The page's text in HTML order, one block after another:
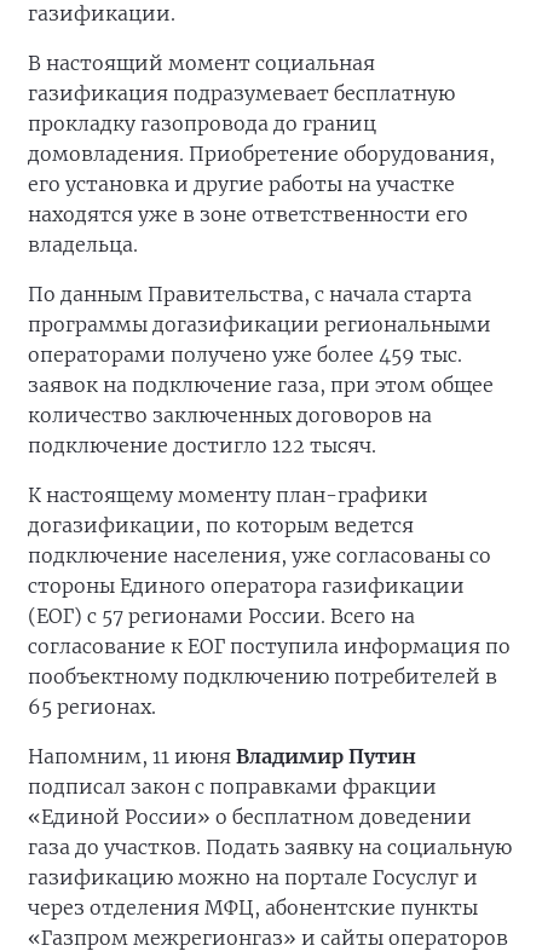
газификации.
В настоящий момент социальная
газификация подразумевает бесплатную
прокладку газопровода до границ
домовладения. Приобретение оборудования,
его установка и другие работы на участке
находятся уже в зоне ответственности его
владельца.
По данным Правительства, с начала старта
программы догазификации региональными
операторами получено уже более 459 тыс.
заявок на подключение газа, при этом общее
количество заключенных договоров на
подключение достигло 122 тысяч.
К настоящему моменту план-графики
догазификации, по которым ведется
подключение населения, уже согласованы со
стороны Единого оператора газификации
(ЕОГ) с 57 регионами России. Всего на
согласование к ЕОГ поступила информация по
пообъектному подключению потребителей в
65 регионах.
Напомним, 11 июня Владимир Путин
подписал закон с поправками фракции
«Единой России» о бесплатном доведении
газа до участков. Подать заявку на социальную
газификацию можно на портале Госуслуг и
через отделения МФЦ, абонентские пункты
«Газпром межрегионгаз» и сайты операторов